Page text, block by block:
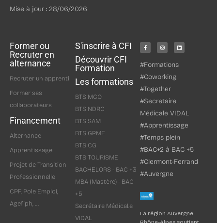
Mise à jour : 28/06/2026
Former ou
Recruter en
alternance
Recruter un apprenti
Former ses
collaborateurs
Financement
Alternance
Apprentissage
Projet de Transition
Professionnelle
CPF, Pole Emploi,
Agefiph, ...
S'inscrire à CFI
Découvrir CFI
Formation
Les formations
BTS MCO
BTS NDRC
BTS SAM
BTS GPME
BTS CG
BTS TOURISME
BACHELORS - BAC +3
MBA (Mastère) - BAC
+5
Secrétaire Médical.e
VIDAL
#Formations
#Coworking
#Together
#Secretaire
Médicale VIDAL
#Apprentissage
#Temps plein
#BAC+2 à BAC +5
#Clermont-Ferrand
#Auvergne
La région Auvergne